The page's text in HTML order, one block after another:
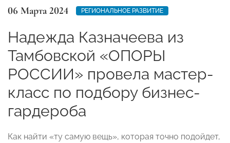
06 Марта 2024 РЕГИОНАЛЬНОЕ РАЗВИТИЕ
Надежда Казначеева из
Тамбовской «ОПОРЫ
РОССИИ» провела мастер-
класс по подбору бизнес-
гардероба
Как найти «ту самую вещь», которая точно подойдет,